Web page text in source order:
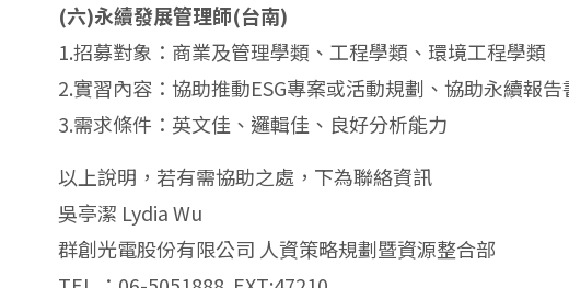
(六)永續發展管理師(台南)
1.招募對象：商業及管理學類、工程學類、環境工程學類
2.實習內容：協助推動ESG專案或活動規劃、協助永續報
3.需求條件：英文佳、邏輯佳、良好分析能力
以上說明，若有需協助之處，下為聯絡資訊
吳亭潔 Lydia Wu
群創光電股份有限公司 人資策略規劃暨資源整合部